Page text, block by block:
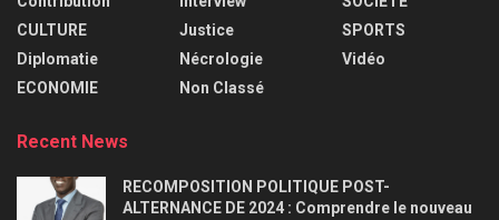
CULTURE
Diplomatie
ECONOMIE
Justice
Nécrologie
Non Classé
SPORTS
Vidéo
Recent News
RECOMPOSITION POLITIQUE POST-
ALTERNANCE DE 2024 : Comprendre le nouveau